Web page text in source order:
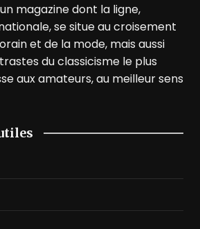
magazine dont la ligne,
se situe au croisement
et de la mode, mais aussi
du classicisme le plus
aux amateurs, au meilleur sens